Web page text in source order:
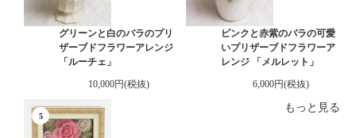
グリーンと白のバラのプリ
ザーブドフラワーアレンジ
「ルーチェ」
10,000円(税抜)
ピンクと赤紫のバラの可愛
いプリザーブドフラワーア
レンジ 「メルレット」
6,000円(税抜)
5
もっと見る